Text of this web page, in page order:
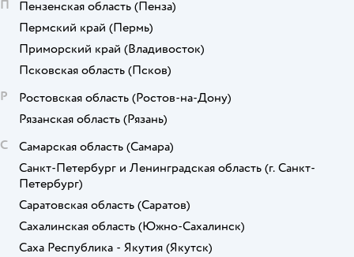
П
Пензенская область (Пенза)
Пермский край (Пермь)
Приморский край (Владивосток)
Псковская область (Псков)
Р
Ростовская область (Ростов-на-Дону)
Рязанская область (Рязань)
С
Самарская область (Самара)
Санкт-Петербург и Ленинградская область (г. Санкт-
Петербург)
Саратовская область (Саратов)
Сахалинская область (Южно-Сахалинск)
Саха Республика - Якутия (Якутск)